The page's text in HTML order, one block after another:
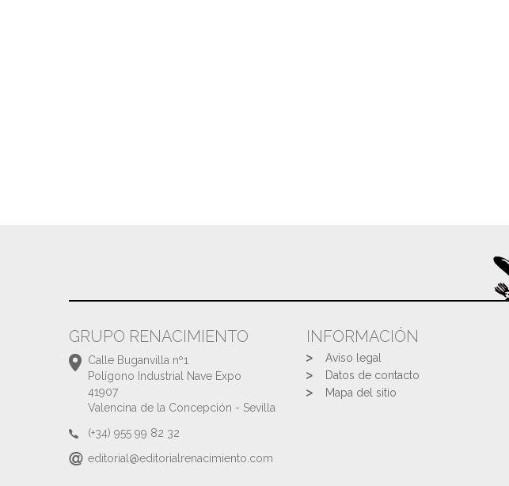
GRUPO RENACIMIENTO
Calle Buganvilla nº1
Polígono Industrial Nave Expo
41907
Valencina de la Concepción - Sevilla
(+34) 955 99 82 32
editorial@editorialrenacimiento.com
INFORMACIÓN
Aviso legal
Datos de contacto
Mapa del sitio